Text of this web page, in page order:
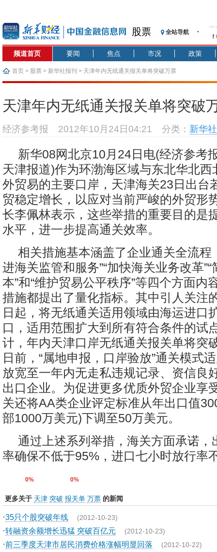
股票 全站导航
记
【
央
沥
济
频道首页 要闻 焦点 市况 政策
首页 > 股票 > 新华社报刊 > 天津年内无纸通关报关单将突破万票
天津年内无纸通关报关单将突破
经济参考报 2012年10月24日04:21 分类： 新华
新华08网北京10月24日电(经济参
天津报道)作为环渤海区域与东北华北西
外贸易的主要口岸，天津海关23日出台
贸稳定增长，以应对当前严峻的外贸形
长李佩林表示，这些举措的重要目的是
水平，进一步提高通关效率。
相关措施基本涵盖了企业通关全流程
进海关监管和服务”“加快海关业务改革
本”和“维护贸易公平秩序”等四个方面内
措施都提出了量化指标。其中引人关注
日起，将无纸通关适用领域由海运进口
口，适用范围扩大到所有符合条件的试
计，年内天津口岸无纸通关报关单将突
日前，“属地申报，口岸验放”通关模式
放宽至一年内无走私违规记录、资信良
出口企业。为促进更多优质外贸企业享
关还将AA类企业评定标准从年出口值
部1000万美元)下调至50万美元。
通过上述系列举措，海关方面承诺，
率确保不低于95%，进口七小时放行率
0% 0%
更多关于 天津 突破 报关单 万票 的新闻
·35只个股突破年线 (2012-10-23)
·转融资余额增长迅猛 突破百亿元 (2012-10-23)
·前三季度天津市居民消费价格涨幅明显回落 (2012-10-22)